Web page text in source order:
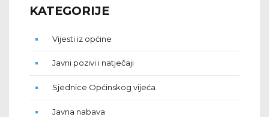
KATEGORIJE
Vijesti iz općine
Javni pozivi i natječaji
Sjednice Općinskog vijeća
Javna nabava